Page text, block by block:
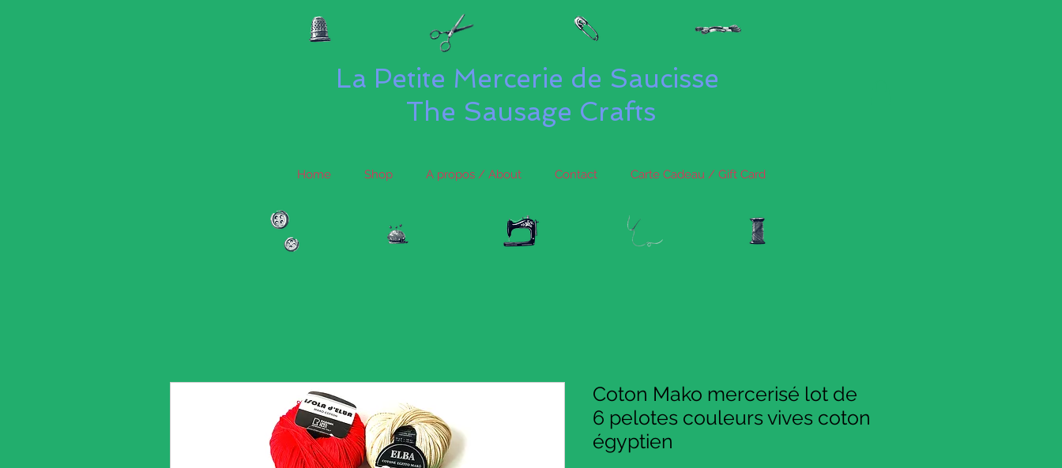
La Petite Mercerie de Saucisse
The Sausage Crafts
Home Shop A propos / About Contact Carte Cadeau / Gift Card
Coton Mako mercerisé lot de
6 pelotes couleurs vives coton
égyptien